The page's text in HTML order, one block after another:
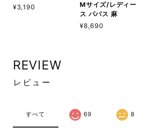
¥3,190
Mサイズ/レディー
ス パパス 麻
¥8,690
REVIEW
レビュー
すべて 69 8